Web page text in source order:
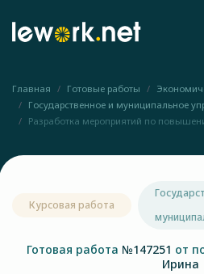
Главная Готовые работы
Государственное и муниципальное
Разработка мероприятий по
Курсовая работа
Готовая работа №147251 от
Ирина